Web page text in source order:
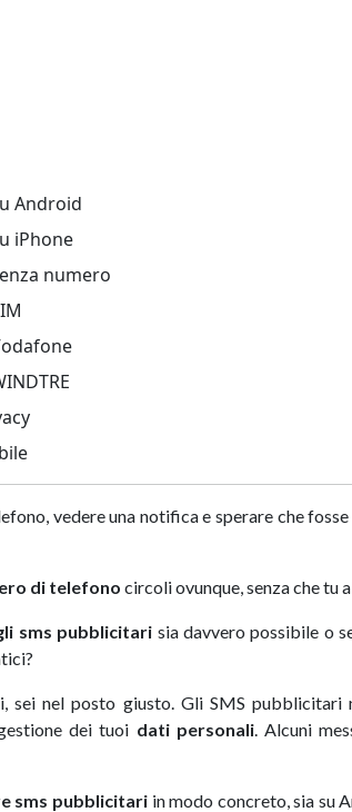
Android
iPhone
numero
vedere una notifica e sperare che
di telefono circoli ovunque, senza che tu
sms pubblicitari sia davvero possibile o
sei nel posto giusto. Gli SMS pubblicitari
dei tuoi dati personali. Alcuni
sms pubblicitari in modo concreto, sia su